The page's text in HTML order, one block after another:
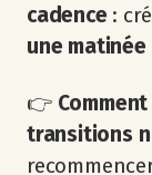
cadence :
une
👉
transitions